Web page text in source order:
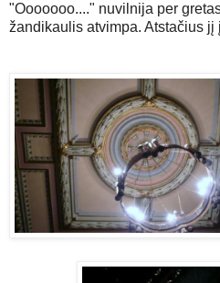
"Ooooooo...." nuvilnija per
žandikaulis atvimpa. Atstačius jį